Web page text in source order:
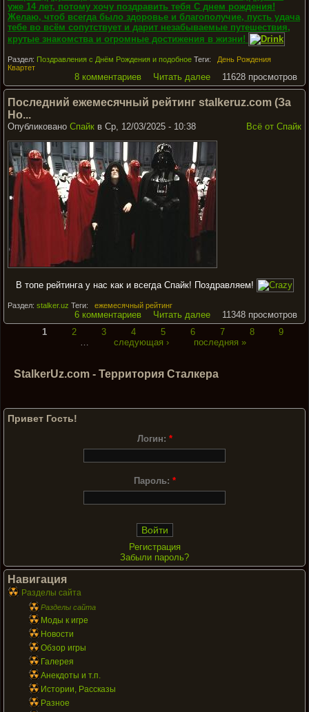
уже 14 лет, потому хочу поздравить тебя С днем рождения!
Желаю, чтоб всегда было здоровье и благополучие, пусть удача
тебе во всём сопутствует и дарит незабываемые путешествия,
крутые знакомства и огромные достижения в жизни!
Раздел: Поздравления с Днём Рождения и подобное Теги:
День Рождения
Квартет
8 комментариев Читать далее 11628 просмотров
Последний ежемесячный рейтинг stalkeruz.com (За
Но...
Всё от Спайк
Опубликовано Спайк в Ср, 12/03/2025 - 10:38
В топе рейтинга у нас как и всегда Спайк! Поздравляем!
Раздел: stalker.uz Теги: ежемесячный рейтинг
6 комментариев Читать далее
11348 просмотров
1
2 3 4 5 6 7 8
9
…
следующая › последняя »
StalkerUz.com - Территория Сталкера
Привет Гость!
Логин: *
Пароль: *
Регистрация
Забыли пароль?
Навигация
Разделы сайта
Разделы сайта
Моды к игре
Новости
Обзор игры
Галерея
Анекдоты и т.п.
Истории, Рассказы
Разное